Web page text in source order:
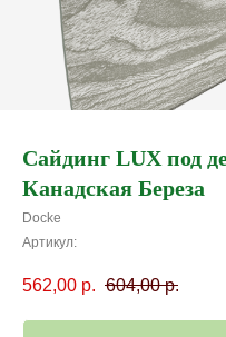
Сайдинг LUX под
Канадская Береза
Docke
Артикул:
562,00 р. 604,00 р.